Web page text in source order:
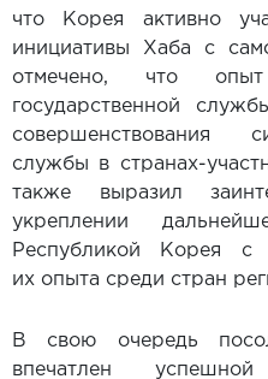
что Корея активно
инициативы Хаба с
отмечено, что
государственной
совершенствования
службы в странах-
также выразил
укреплении
Республикой Корея с
их опыта среди стран
В свою очередь
впечатлен